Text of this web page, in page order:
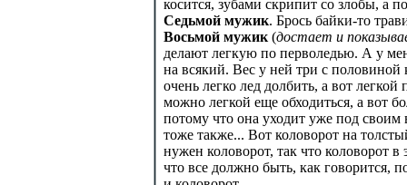
косится, зубами скрипит со злобы, а
Седьмой мужик. Брось байки-то
Восьмой мужик (достает и
делают легкую по перволедью. А у
на всякий. Вес у ней три с
очень легко лед долбить, а вот
можно легкой еще обходиться, а вот
потому что она уходит уже под своим
тоже также... Вот коловорот на
нужен коловорот, так что коловорот
что все должно быть, как говорится,